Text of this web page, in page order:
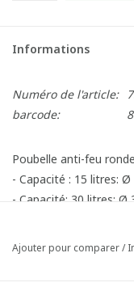
Informations
Numéro de l'article:
barcode:
Poubelle anti-feu
- Capacité : 15 litres:
- Capacité: 30 litres: Ø
Ajouter pour comparer/